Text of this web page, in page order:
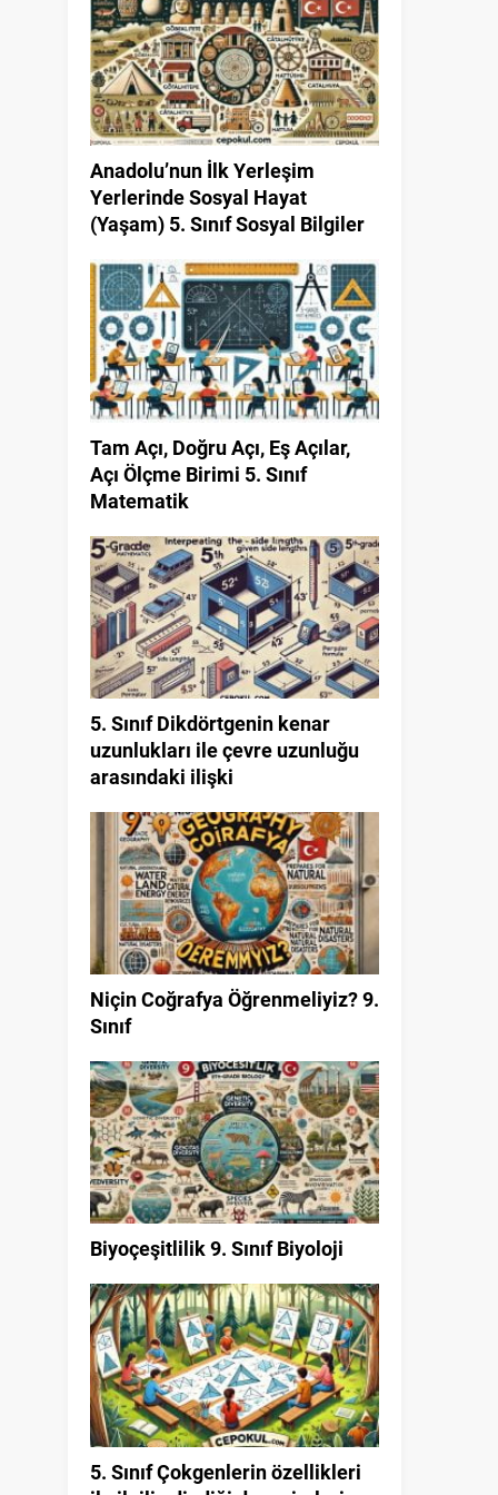
Anadolu’nun İlk Yerleşim
Yerlerinde Sosyal Hayat
(Yaşam) 5. Sınıf Sosyal Bilgiler
Tam Açı, Doğru Açı, Eş Açılar,
Açı Ölçme Birimi 5. Sınıf
Matematik
5. Sınıf Dikdörtgenin kenar
uzunlukları ile çevre uzunluğu
arasındaki ilişki
Niçin Coğrafya Öğrenmeliyiz? 9.
Sınıf
Biyoçeşitlilik 9. Sınıf Biyoloji
5. Sınıf Çokgenlerin özellikleri